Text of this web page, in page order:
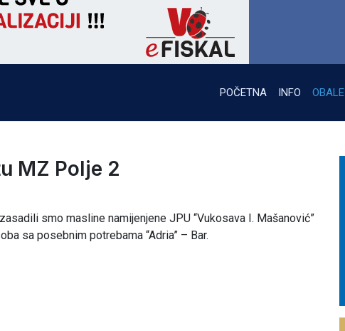
POČETNA INFO OBALE
MZ Polje 2
smo masline namijenjene JPU “Vukosava I. Mašanović”
sa posebnim potrebama “Adria” – Bar.